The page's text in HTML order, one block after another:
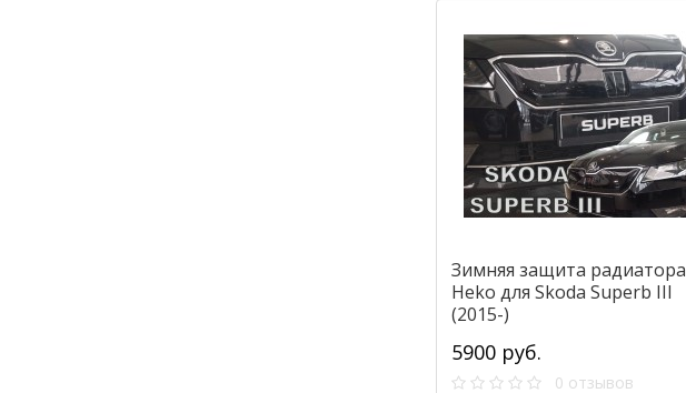
Зимняя защита радиатора
Heko для Skoda Superb III
(2015-)
5900 руб.
0 отзывов